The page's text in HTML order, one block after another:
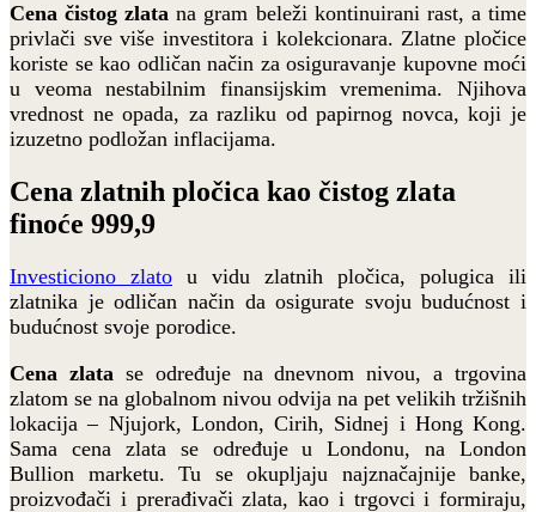
Cena čistog zlata na gram beleži kontinuirani rast, a time
privlači sve više investitora i kolekcionara. Zlatne pločice
koriste se kao odličan način za osiguravanje kupovne moći
u veoma nestabilnim finansijskim vremenima. Njihova
vrednost ne opada, za razliku od papirnog novca, koji je
izuzetno podložan inflacijama.
Cena zlatnih pločica kao čistog zlata
finoće 999,9
Investiciono zlato u vidu zlatnih pločica, polugica ili
zlatnika je odličan način da osigurate svoju budućnost i
budućnost svoje porodice.
Cena zlatase određuje na dnevnom nivou, a trgovina
zlatom se na globalnom nivou odvija na pet velikih tržišnih
lokacija – Njujork, London, Cirih, Sidnej i Hong Kong.
Sama cena zlata se određuje u Londonu, na London
Bullion marketu. Tu se okupljaju najznačajnije banke,
proizvođači i prerađivači zlata, kao i trgovci i formiraju,